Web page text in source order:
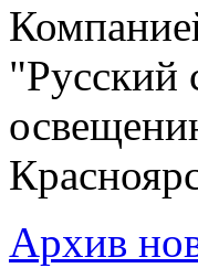
"Русский
Архив